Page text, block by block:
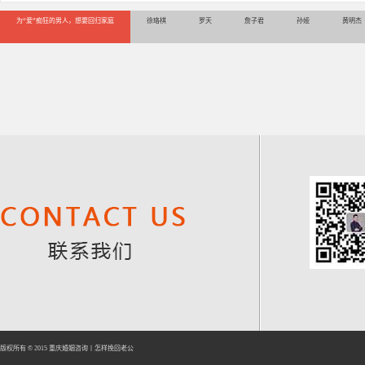
为“爱”痴狂的男人，想要回归家庭 徐珞棋 罗天 詹子君 孙娅 黄明杰
版权所有 © 2015 重庆婚姻咨询 怎样挽回老公